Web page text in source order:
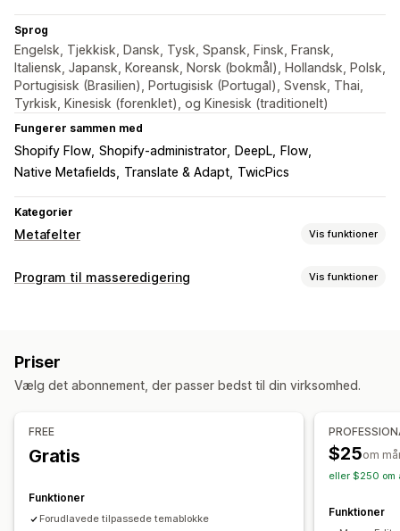
Sprog
Engelsk, Tjekkisk, Dansk, Tysk, Spansk, Finsk, Fransk,
Italiensk, Japansk, Koreansk, Norsk (bokmål), Hollandsk, Polsk,
Portugisisk (Brasilien), Portugisisk (Portugal), Svensk, Thai,
Tyrkisk, Kinesisk (forenklet), og Kinesisk (traditionelt)
Fungerer sammen med
Shopify Flow Shopify-administrator DeepL
Flow
Native Metafields
Translate & Adapt TwicPics
Kategorier
Metafelter Vis funktioner
Metafelttyper
Bedømmelser
Masseimport og -eksport
Metafields editor
Program til masseredigering Vis funktioner
Søgning og filtre
Priser
Vælg det abonnement, der passer bedst til din virksomhed.
FREE
Gratis
Funktioner
Forudlavede tilpassede tema­blokke
$25om
eller $250 om
Funktioner